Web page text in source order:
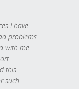
I have
problems
with me
this
such